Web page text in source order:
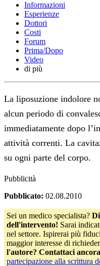
Informazioni
Esperienze
Dottori
Costi
Forum
Prima/Dopo
Video
di più
La liposuzione indolore
alcun periodo di
immediatamente dopo
attività correnti. La
su ogni parte del corpo.
Pubblicità
Pubblicato: 02.08.2010
Sei un medico specialista?
dell'intervento! Sarai
nel settore. Ispirerai più
maggior interesse di
l'autore? Contattaci
partecipazione alla scrittura